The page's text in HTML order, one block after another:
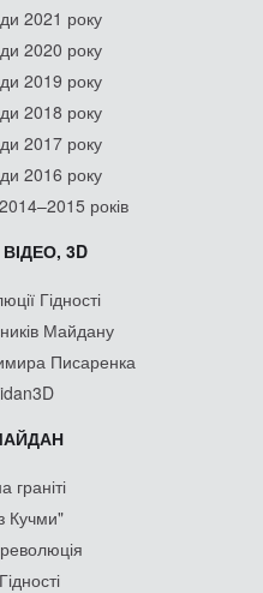
2021 року
2020 року
2019 року
2018 року
2017 року
2016 року
років
3D
Гідності
Майдану
Писаренка
граніті
Кучми"